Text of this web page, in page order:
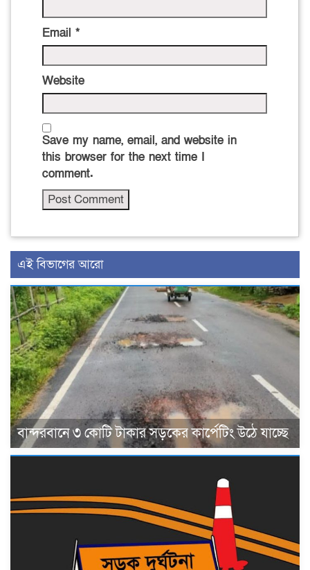
Email *
Website
Save my name, email, and website in
this browser for the next time I
comment.
এই বিভাগের আরো
বান্দরবানে ৩ কোটি টাকার সড়কের কার্পেটিং উঠে যাচ্ছে